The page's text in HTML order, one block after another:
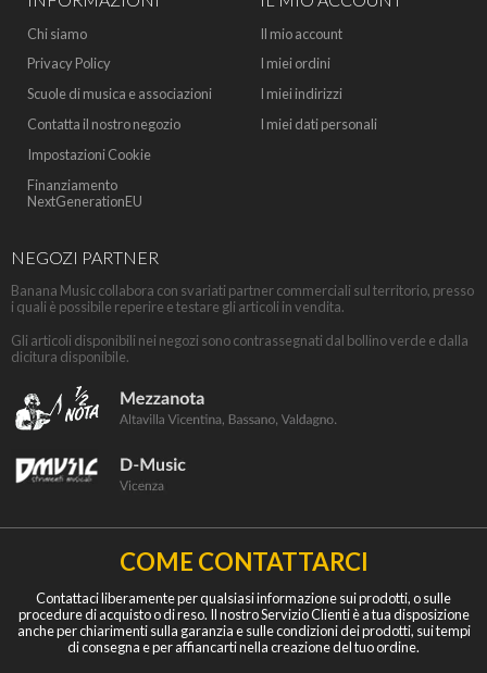
Chi siamo
Privacy Policy
Scuole di musica e associazioni
Contatta il nostro negozio
Impostazioni Cookie
Finanziamento
NextGenerationEU
Il mio account
I miei ordini
I miei indirizzi
I miei dati personali
NEGOZI PARTNER
Banana Music collabora con svariati partner commerciali sul territorio, presso
i quali è possibile reperire e testare gli articoli in vendita.
Gli articoli disponibili nei negozi sono contrassegnati dal bollino verde e dalla
dicitura disponibile.
COME CONTATTARCI
Contattaci liberamente per qualsiasi informazione sui prodotti, o sulle
procedure di acquisto o di reso. Il nostro Servizio Clienti è a tua disposizione
anche per chiarimenti sulla garanzia e sulle condizioni dei prodotti, sui tempi
di consegna e per affiancarti nella creazione del tuo ordine.